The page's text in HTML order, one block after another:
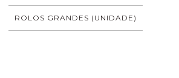
ROLOS GRANDES (UNIDADE)